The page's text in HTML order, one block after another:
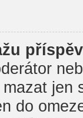
jen
do